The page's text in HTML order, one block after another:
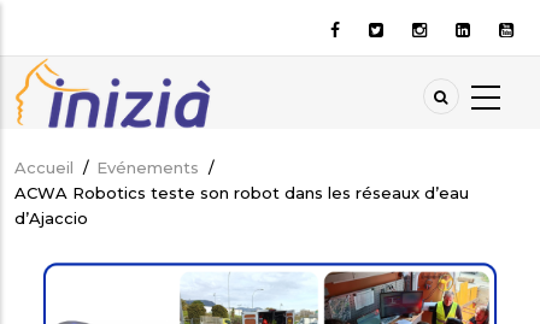
contenu
principal
Fil
d'Ariane
Accueil / Evénements /
ACWA Robotics teste son robot dans les réseaux d’eau
d’Ajaccio